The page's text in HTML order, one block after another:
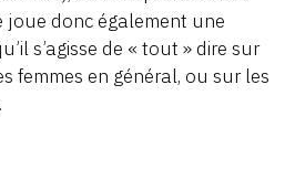
joue donc également une
s’agisse de « tout » dire sur
femmes en général, ou sur les